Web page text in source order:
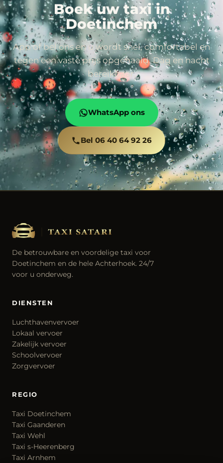
Boek uw taxi in
Doetinchem
App of bel ons en u wordt snel, comfortabel en
tegen een vaste prijs opgehaald. Dag en nacht
bereikbaar.
WhatsApp ons
Bel 06 40 64 92 26
De betrouwbare en voordelige taxi voor
Doetinchem en de hele Achterhoek. 24/7
voor u onderweg.
DIENSTEN
Luchthavenvervoer
Lokaal vervoer
Zakelijk vervoer
Schoolvervoer
Zorgvervoer
REGIO
Taxi Doetinchem
Taxi Gaanderen
Taxi Wehl
Taxi s-Heerenberg
Taxi Arnhem